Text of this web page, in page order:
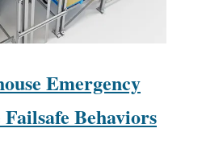
Emergency
Behaviors